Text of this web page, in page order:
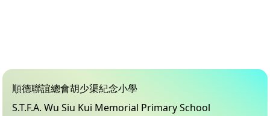
順德聯誼總會胡少渠紀念小學
S.T.F.A. Wu Siu Kui Memorial Primary School